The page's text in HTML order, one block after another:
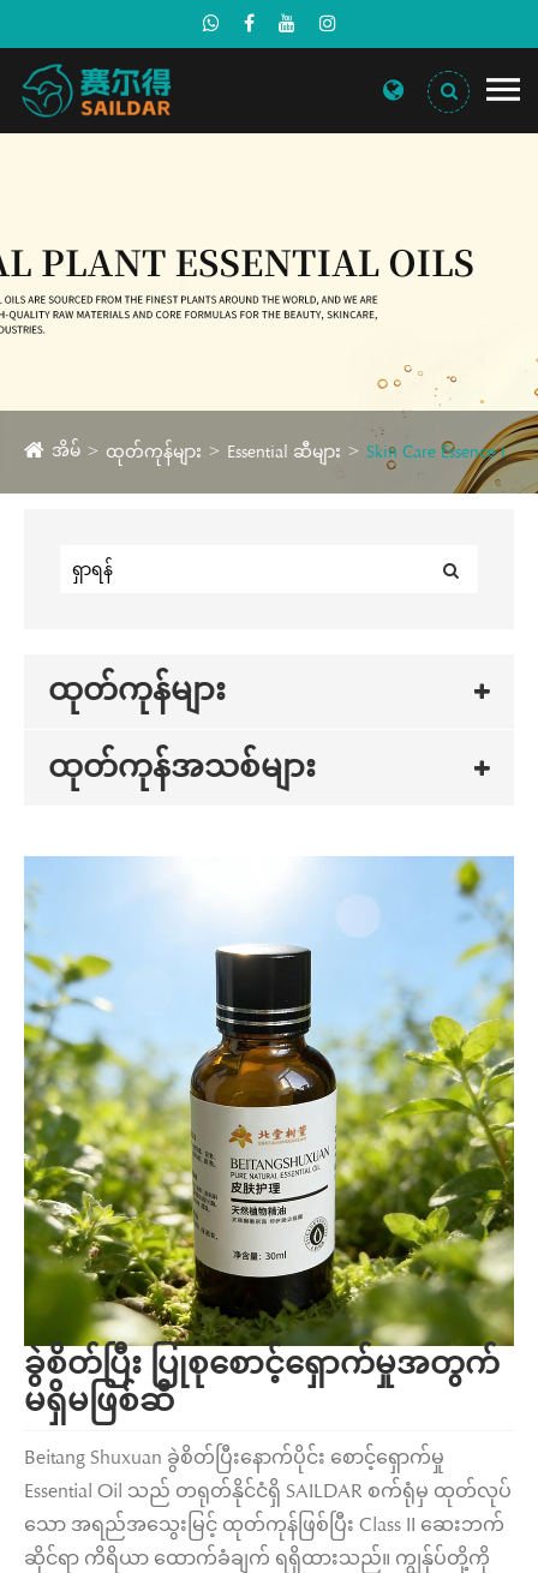
အိမ် ထုတ်ကုန်များ Essential ဆီများ Skin Care Essence ၊
ထုတ်ကုန်များ
ထုတ်ကုန်အသစ်များ
ခွဲစိတ်ပြီး ပြုစုစောင့်ရှောက်မှုအတွက်
မရှိမဖြစ်ဆီ
Beitang Shuxuan ခွဲစိတ်ပြီးနောက်ပိုင်း စောင့်ရှောက်မှု
Essential Oil သည် တရုတ်နိုင်ငံရှိ SAILDAR စက်ရုံမှ ထုတ်လုပ်
သော အရည်အသွေးမြင့် ထုတ်ကုန်ဖြစ်ပြီး Class II ဆေးဘက်
ဆိုင်ရာ ကိရိယာ ထောက်ခံချက် ရရှိထားသည်။ ကျွန်ုပ်တို့ကို